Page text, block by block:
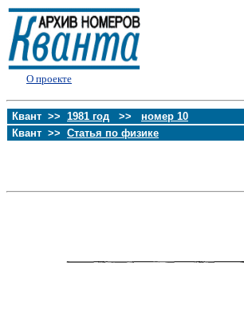
О проекте
Квант >> 1981 год >> номер 10
Квант >> Статья по физике